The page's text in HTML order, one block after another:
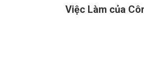
Việc Làm của